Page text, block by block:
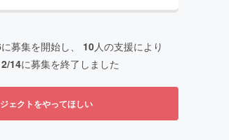
に募集を開始し、 10人の支援により
14に募集を終了しました
ェクトをやってほしい